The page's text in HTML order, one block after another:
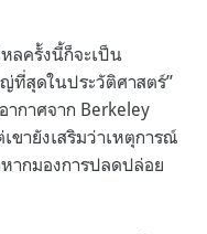
ลครั้งนี้ก็จะเป็น
ที่สุดในประวัติศาสตร์”
กาศจาก Berkeley
ขายังเสริมว่าเหตุการณ์
ากมองการปลดปล่อย